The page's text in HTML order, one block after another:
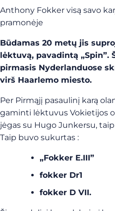
Anthony Fokker visą savo
pramonėje
Būdamas 20 metų jis
lėktuvą, pavadintą „Spin”.
pirmasis Nyderlanduose
virš Haarlemo miesto.
Per Pirmąjį pasaulinį karą
gaminti lėktuvus Vokietijos
jėgas su Hugo Junkersu,
Taip buvo sukurtas :
„Fokker E.III”
fokker Dr1
fokker D VII.